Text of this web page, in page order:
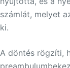
számlát, melyet
ki.
A döntés rögzíti,